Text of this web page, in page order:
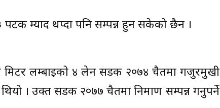
म्याद थप्दा पनि सम्पन्न हुन सकेको छैन ।
लम्बाइको ४ लेन सडक २०७४ चैतमा गजुरमुखी
। उक्त सडक २०७७ चैतमा निर्माण सम्पन्न गर्नुपर्ने